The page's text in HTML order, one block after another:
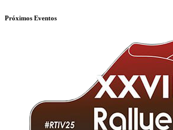
Próximos Eventos